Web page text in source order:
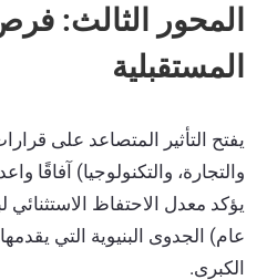
المحور الثالث:
المستقبلية
يفتح التأثير المتصاعد على
والتجارة، والتكنولوجيا) آفاقًا
عام) الجدوى البنيوية التي
الكبرى.